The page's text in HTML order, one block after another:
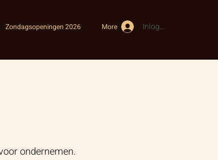
Zondagsopeningen 2026 More Inloggen
ondernemen.